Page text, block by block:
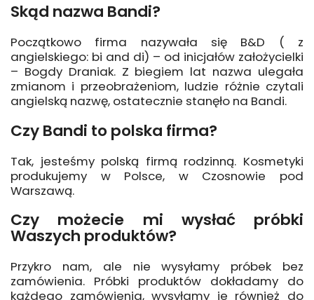
Skąd nazwa Bandi?
Początkowo firma nazywała się B&D ( z
angielskiego: bi and di) – od inicjałów założycielki
– Bogdy Draniak. Z biegiem lat nazwa ulegała
zmianom i przeobrażeniom, ludzie różnie czytali
angielską nazwę, ostatecznie stanęło na Bandi.
Czy Bandi to polska firma?
Tak, jesteśmy polską firmą rodzinną. Kosmetyki
produkujemy w Polsce, w Czosnowie pod
Warszawą.
Czy możecie mi wysłać próbki
Waszych produktów?
Przykro nam, ale nie wysyłamy próbek bez
zamówienia. Próbki produktów dokładamy do
każdego zamówienia, wysyłamy je również do